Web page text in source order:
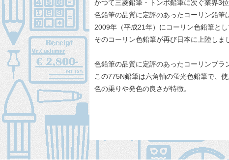
かつて三菱鉛筆・トンボ鉛筆に次ぐ業界3
色鉛筆の品質に定評のあったコーリン鉛筆
2009年（平成21年）にコーリン色鉛筆と
そのコーリン色鉛筆が再び日本に上陸しま
色鉛筆の品質に定評のあったコーリンブラ
この775N鉛筆は六角軸の蛍光色鉛筆で、
色の乗りや発色の良さが特徴。